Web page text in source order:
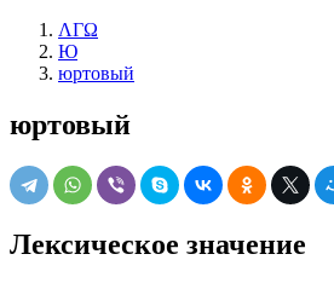
ΛΓΩ
Ю
юртовый
юртовый
Лексическое значение